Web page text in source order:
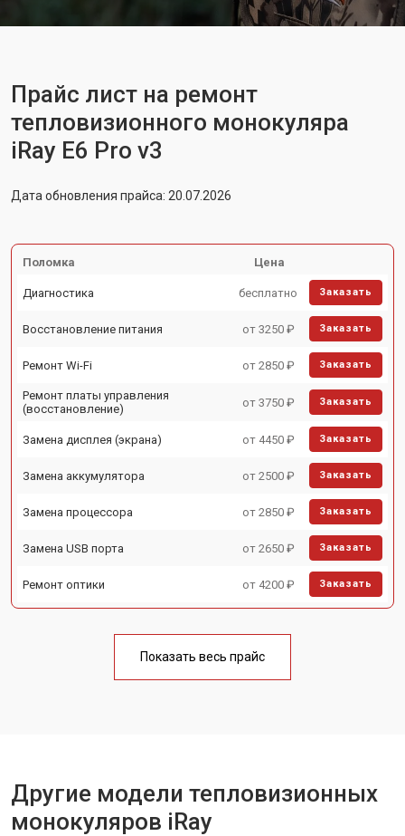
Прайс лист на ремонт
тепловизионного монокуляра
iRay E6 Pro v3
Дата обновления прайса: 20.07.2026
Поломка Цена
Диагностика бесплатно Заказать
Восстановление питания от 3250 ₽ Заказать
Ремонт Wi-Fi от 2850 ₽ Заказать
Ремонт платы управления
(восстановление)
от 3750 ₽ Заказать
Замена дисплея (экрана) от 4450 ₽ Заказать
Замена аккумулятора от 2500 ₽ Заказать
Замена процессора от 2850 ₽ Заказать
Замена USB порта от 2650 ₽ Заказать
Ремонт оптики от 4200 ₽ Заказать
Показать весь прайс
Другие модели тепловизионных
монокуляров iRay